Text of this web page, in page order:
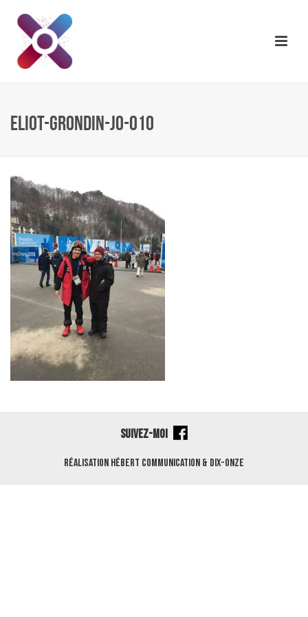
ELIOT-GRONDIN-JO-010
SUIVEZ-MOI
Réalisation Hébert Communication & Dix-Onze